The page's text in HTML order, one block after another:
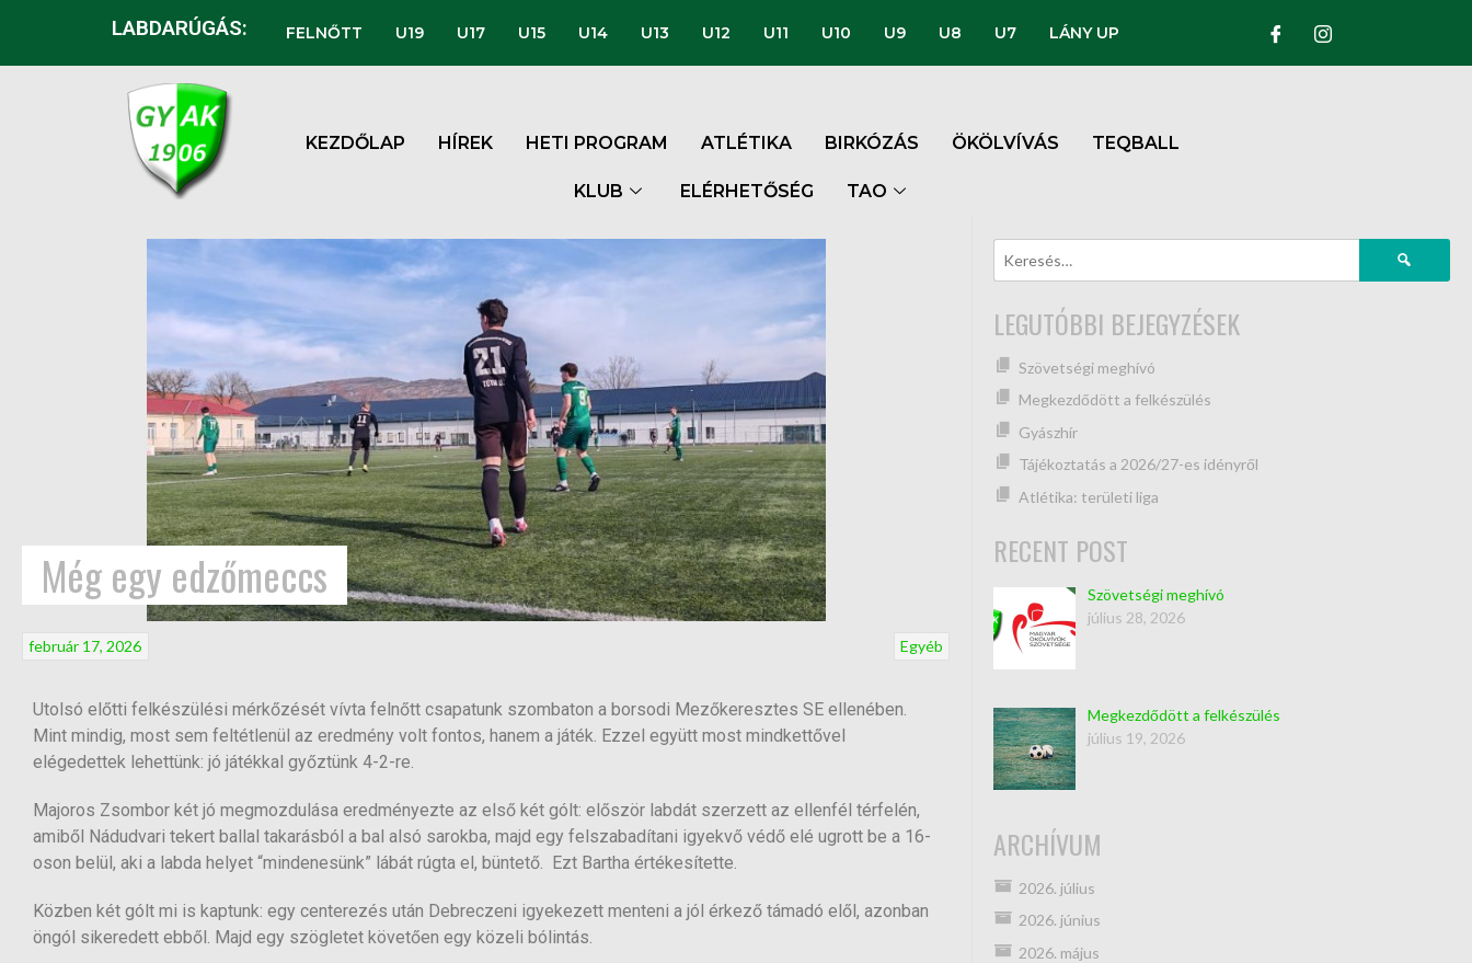
LABDARÚGÁS: FELNŐTT U19 U17 U15 U14 U13 U12 U11 U10 U9 U8 U7 LÁNY UP
KEZDŐLAP HÍREK HETI PROGRAM ATLÉTIKA BIRKÓZÁS ÖKÖLVÍVÁS TEQBALL
KLUB ELÉRHETŐSÉG TAO
Még egy edzőmeccs
Egyéb
február 17, 2026
Utolsó előtti felkészülési mérkőzését vívta felnőtt csapatunk szombaton a borsodi Mezőkeresztes SE ellenében.
Mint mindig, most sem feltétlenül az eredmény volt fontos, hanem a játék. Ezzel együtt most mindkettővel
elégedettek lehettünk: jó játékkal győztünk 4-2-re.
Majoros Zsombor két jó megmozdulása eredményezte az első két gólt: először labdát szerzett az ellenfél térfelén,
amiből Nádudvari tekert ballal takarásból a bal alsó sarokba, majd egy felszabadítani igyekvő védő elé ugrott be a 16-
oson belül, aki a labda helyet “mindenesünk” lábát rúgta el, büntető. Ezt Bartha értékesítette.
Közben két gólt mi is kaptunk: egy centerezés után Debreczeni igyekezett menteni a jól érkező támadó elől, azonban
öngól sikeredett ebből. Majd egy szögletet követően egy közeli bólintás.
LEGUTÓBBI BEJEGYZÉSEK
Szövetségi meghívó
Megkezdődött a felkészülés
Gyászhír
Tájékoztatás a 2026/27-es idényről
Atlétika: területi liga
RECENT POST
Szövetségi meghívó
július 28, 2026
Megkezdődött a felkészülés
július 19, 2026
ARCHÍVUM
2026. július
2026. június
2026. május